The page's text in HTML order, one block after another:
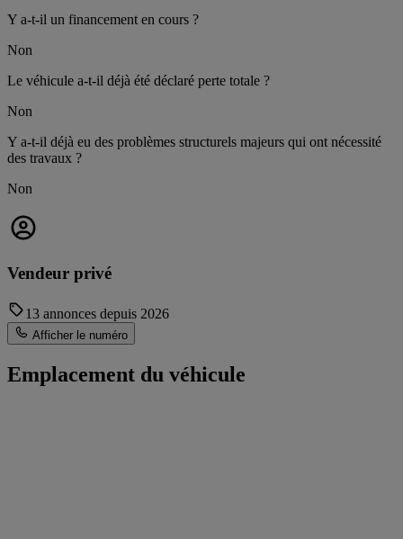
Y a-t-il un financement en cours ?
Non
Le véhicule a-t-il déjà été déclaré perte totale ?
Non
Y a-t-il déjà eu des problèmes structurels majeurs qui ont nécessité
des travaux ?
Non
Vendeur privé
13 annonces depuis 2026
Afficher le numéro
Emplacement du véhicule